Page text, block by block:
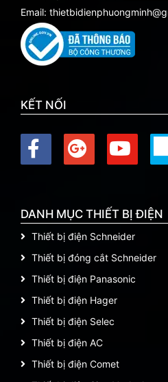
Email:
KẾT NỐI
DANH MỤC THIẾT BỊ ĐIỆN
Thiết bị điện Schneider
Thiết bị đóng cắt Schneider
Thiết bị điện Panasonic
Thiết bị điện Hager
Thiết bị điện Selec
Thiết bị điện AC
Thiết bị điện Comet